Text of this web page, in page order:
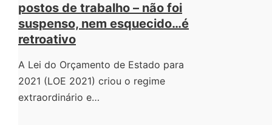
postos de trabalho – não foi
suspenso, nem esquecido…é
retroativo
A Lei do Orçamento de Estado para
2021 (LOE 2021) criou o regime
extraordinário e…